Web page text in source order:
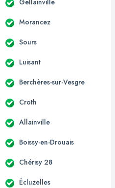
Morancez
Sours
Luisant
Berchères-sur-Vesgre
Croth
Allainville
Boissy-en-Drouais
Chérisy 28
Écluzelles